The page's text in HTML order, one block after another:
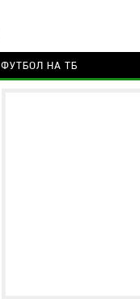
ФУТБОЛ НА ТБ